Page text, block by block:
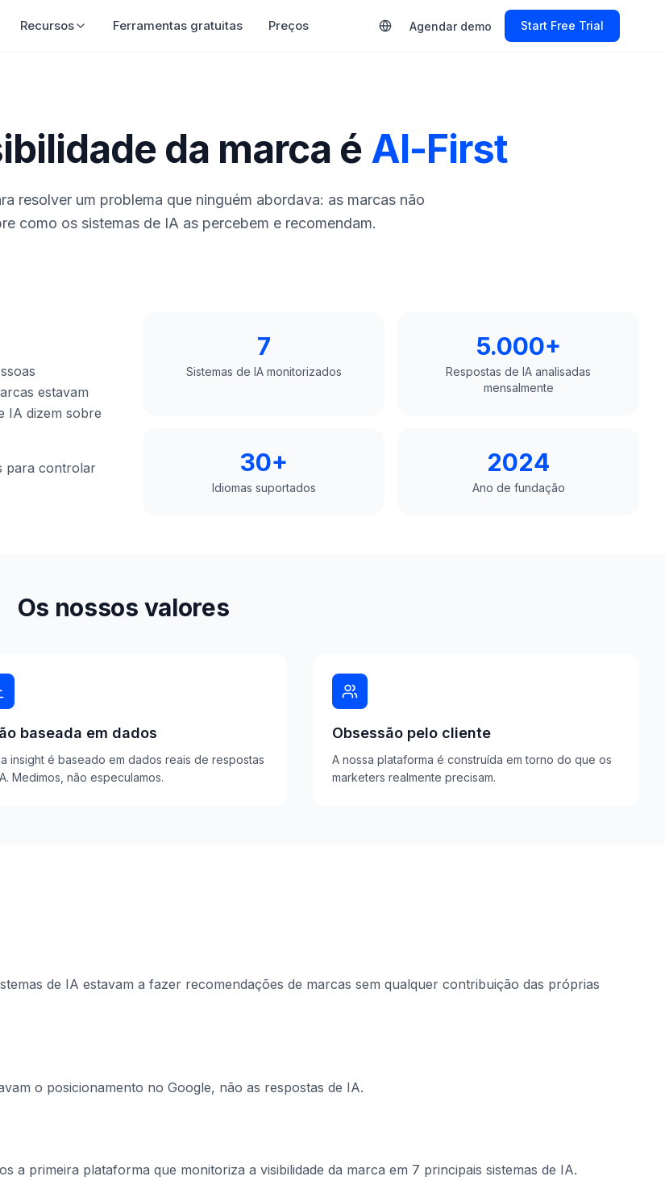
Recursos Ferramentas gratuitas Preços Agendar demo Start Free Trial
da marca é AI-First
resolver um problema que ninguém abordava: as marcas não
como os sistemas de IA as percebem e recomendam.
estavam
IA dizem sobre
para controlar
7
Sistemas de IA monitorizados
5.000+
Respostas de IA analisadas
mensalmente
30+
Idiomas suportados
2024
Ano de fundação
Os nossos valores
baseada em dados
insight é baseado em dados reais de respostas
Medimos, não especulamos.
Obsessão pelo cliente
A nossa plataforma é construída em torno do que os
marketers realmente precisam.
de IA estavam a fazer recomendações de marcas sem qualquer contribuição das próprias
o posicionamento no Google, não as respostas de IA.
a primeira plataforma que monitoriza a visibilidade da marca em 7 principais sistemas de IA.